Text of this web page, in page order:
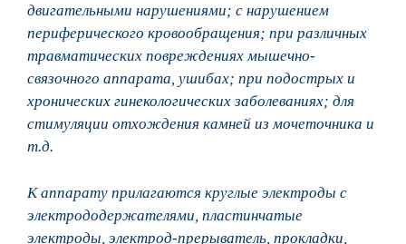
двигательными нарушениями; с нарушением
периферического кровообращения; при различных
травматических повреждениях мышечно-
связочного аппарата, ушибах; при подострых и
хронических гинекологических заболеваниях; для
стимуляции отхождения камней из мочеточника и
т.д.
К аппарату прилагаются круглые электроды с
электрододержателями, пластинчатые
электроды, электрод-прерыватель, прокладки,